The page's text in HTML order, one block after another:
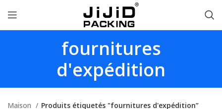
fournitures
d'expédition
Maison
Produits étiquetés "fournitures d'expédition”